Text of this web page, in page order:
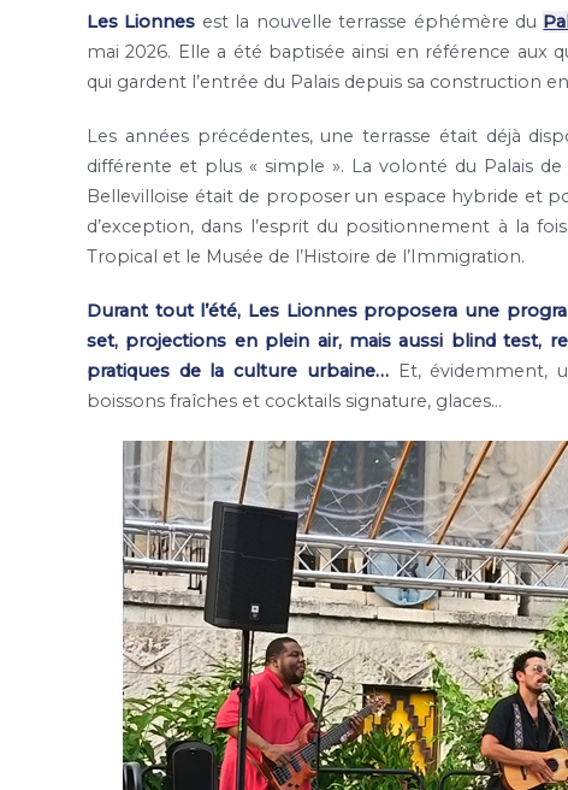
Les Lionnes est la nouvelle terrasse éphémère du
mai 2026. Elle a été baptisée ainsi en référence aux
qui gardent l’entrée du Palais depuis sa construction en
Les années précédentes, une terrasse était déjà
différente et plus « simple ». La volonté du Palais
Bellevilloise était de proposer un espace hybride et
d’exception, dans l’esprit du positionnement à la
Tropical et le Musée de l’Histoire de l’Immigration.
Durant tout l’été, Les Lionnes proposera une
set, projections en plein air, mais aussi blind test,
pratiques de la culture urbaine…Et, évidemment,
boissons fraîches et cocktails signature, glaces…